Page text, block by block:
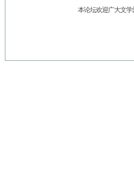
本论坛欢迎广大文学